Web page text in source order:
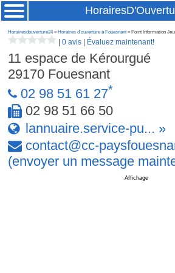
Horairesdouverture24» Horaires d'ouverture à Fouesnant » Point Information
|0 avis Évaluez maintenant!
11 espace de Kérourgué
29170 Fouesnant
02 98 51 61 27*
02 98 51 66 50
lannuaire.service-pu... »
contact@cc-
(envoyer un message
Affichage